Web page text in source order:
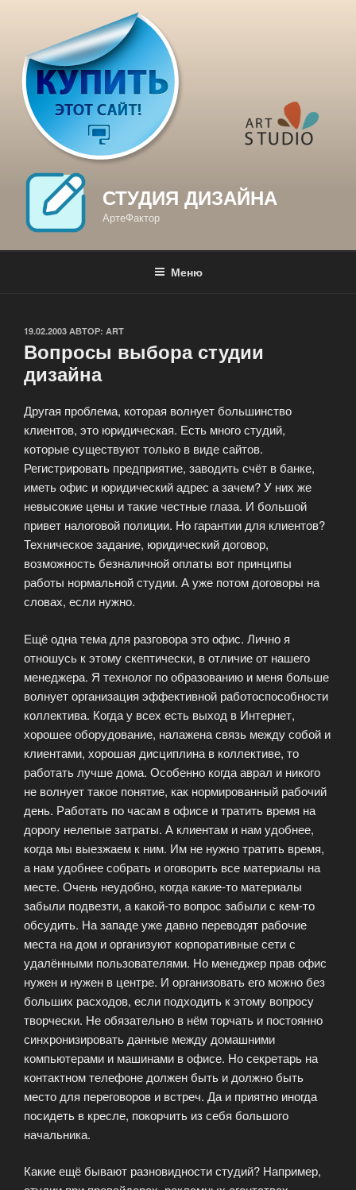
содержимому
СТУДИЯ ДИЗАЙНА
АртеФактор
Меню
ОПУБЛИКОВАНО
19.02.2003 АВТОР: ART
Вопросы выбора студии
дизайна
Другая проблема, которая волнует большинство
клиентов, это юридическая. Есть много студий,
которые существуют только в виде сайтов.
Регистрировать предприятие, заводить счёт в банке,
иметь офис и юридический адрес а зачем? У них же
невысокие цены и такие честные глаза. И большой
привет налоговой полиции. Но гарантии для клиентов?
Техническое задание, юридический договор,
возможность безналичной оплаты вот принципы
работы нормальной студии. А уже потом договоры на
словах, если нужно.
Ещё одна тема для разговора это офис. Лично я
отношусь к этому скептически, в отличие от нашего
менеджера. Я технолог по образованию и меня больше
волнует организация эффективной работоспособности
коллектива. Когда у всех есть выход в Интернет,
хорошее оборудование, налажена связь между собой и
клиентами, хорошая дисциплина в коллективе, то
работать лучше дома. Особенно когда аврал и никого
не волнует такое понятие, как нормированный рабочий
день. Работать по часам в офисе и тратить время на
дорогу нелепые затраты. А клиентам и нам удобнее,
когда мы выезжаем к ним. Им не нужно тратить время,
а нам удобнее собрать и оговорить все материалы на
месте. Очень неудобно, когда какие-то материалы
забыли подвезти, а какой-то вопрос забыли с кем-то
обсудить. На западе уже давно переводят рабочие
места на дом и организуют корпоративные сети с
удалёнными пользователями. Но менеджер прав офис
нужен и нужен в центре. И организовать его можно без
больших расходов, если подходить к этому вопросу
творчески. Не обязательно в нём торчать и постоянно
синхронизировать данные между домашними
компьютерами и машинами в офисе. Но секретарь на
контактном телефоне должен быть и должно быть
место для переговоров и встреч. Да и приятно иногда
посидеть в кресле, покорчить из себя большого
начальника.
Какие ещё бывают разновидности студий? Например,